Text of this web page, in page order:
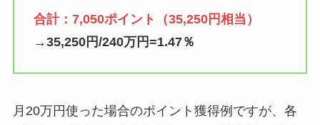
合計：7,050ポイント（35,250円相当）
→35,250円/240万円=1.47％
月20万円使った場合のポイント獲得例ですが、各